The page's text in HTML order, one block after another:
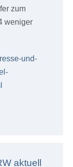
zum
weniger
und-
aktuell